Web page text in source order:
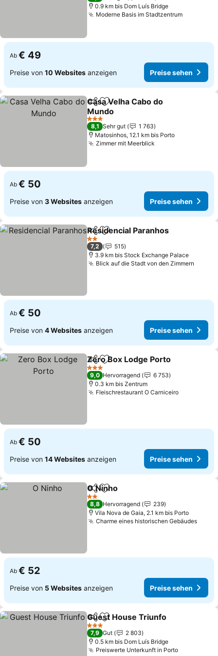
0.9 km bis Dom Luís Bridge
Moderne Basis im StadtzentrumPreise
Ab € 49
Preise von 10 Websites anzeigen Preise sehen
TeilenZu Favoriten hinzufügen
Casa Velha Cabo do
Mundo
Preise sehen
3 Sterne
8,1 Sehr gut
1 763
Matosinhos, 12.1 km bis Porto
Zimmer mit Meerblick
Ab € 50
Preise von 3 Websites anzeigen Preise sehen
TeilenZu Favoriten hinzufügen
Residencial Paranhos
2 Sterne
7,2
515
3.9 km bis Stock Exchange Palace
Blick auf die Stadt von den Zimmern
Ab € 50
Preise von 4 Websites anzeigen Preise sehen
TeilenZu Favoriten hinzufügen
Zero Box Lodge Porto
3 Sterne
9,0 Hervorragend
6 753
0.3 km bis Zentrum
Fleischrestaurant O CarniceiroPreise
Ab € 50
Preise von 14 Websites anzeigen Preise sehen
TeilenZu Favoriten hinzufügen
O Ninho
2 Sterne
8,8 Hervorragend
239
Vila Nova de Gaia, 2.1 km bis Porto
Charme eines historischen Gebäudes
Ab € 52
Preise von 5 Websites anzeigen Preise sehen
TeilenZu Favoriten hinzufügen
Guest House Triunfo
3 Sterne
7,9 Gut
2 803
0.5 km bis Dom Luís Bridge
Preiswerte Unterkunft in PortoPreise